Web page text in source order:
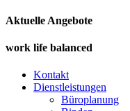
Aktuelle Angebote
work life balanced
Kontakt
Dienstleistungen
Büroplanung